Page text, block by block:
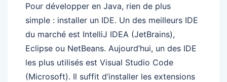
Pour développer en Java, rien de plus
simple : installer un IDE. Un des meilleurs IDE
du marché est IntelliJ IDEA (JetBrains),
Eclipse ou NetBeans. Aujourd’hui, un des IDE
les plus utilisés est Visual Studio Code
(Microsoft). Il suffit d’installer les extensions